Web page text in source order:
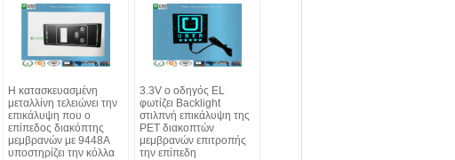
Η κατασκευασμένη
μεταλλίνη τελειώνει την
επικάλυψη που ο
επίπεδος διακόπτης
μεμβρανών με 9448A
υποστηρίζει την κόλλα
3.3V ο οδηγός EL
φωτίζει Backlight
στιλπνή επικάλυψη της
PET διακοπτών
μεμβρανών επιτροπής
την επίπεδη